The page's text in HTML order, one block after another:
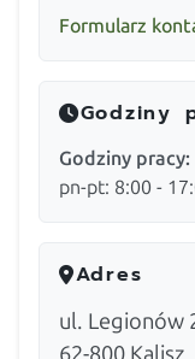
Formularz
Godziny
Godziny pracy:
pn-pt: 8:00 -
Adres
ul. Legionów